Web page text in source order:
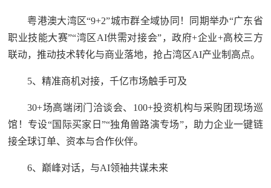
粤港澳大湾区“9+2”城市群全域协同！同期举办“广东省
职业技能大赛”“湾区AI供需对接会”，政府+企业+高校三方
联动，推动技术转化与商业落地，抢占湾区AI产业制高点。
5、精准商机对接，千亿市场触手可及
30+场高端闭门洽谈会、100+投资机构与采购团现场巡
馆！专设“国际买家日”“独角兽路演专场”，助力企业一键链
接全球订单、资本与合作伙伴。
6、巅峰对话，与AI领袖共谋未来